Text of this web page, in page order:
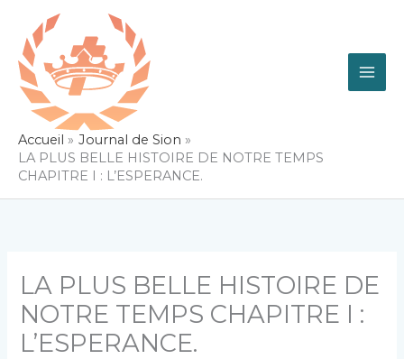
contenu
Accueil
Journal de Sion
LA PLUS BELLE HISTOIRE DE NOTRE TEMPS
CHAPITRE I : L’ESPERANCE.
LA PLUS BELLE HISTOIRE DE
NOTRE TEMPS CHAPITRE I :
L’ESPERANCE.